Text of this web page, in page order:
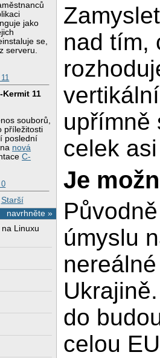
jako
se,
serveru.
Kermit 11
souborů,
příležitosti
poslední
nová
C-
Starší
navrhněte »
Linuxu
nad tím,
upřímně
celek
Je
úmyslu
do
celou